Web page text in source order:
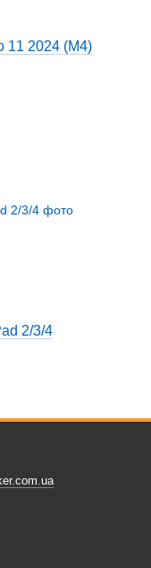
11 2024 (M4)
2/3/4